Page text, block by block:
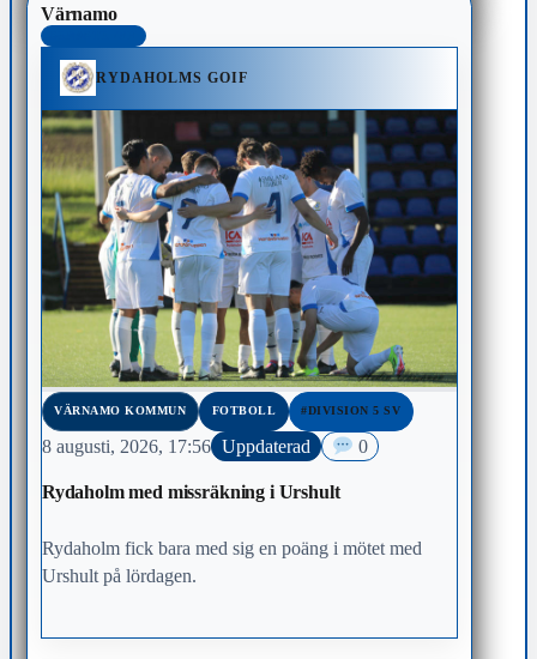
Värnamo
RYDAHOLMS GOIF
VÄRNAMO KOMMUN FOTBOLL #DIVISION 5 SV
8 augusti, 2026, 17:56 Uppdaterad 0
Rydaholm med missräkning i Urshult
Rydaholm fick bara med sig en poäng i mötet med
Urshult på lördagen.